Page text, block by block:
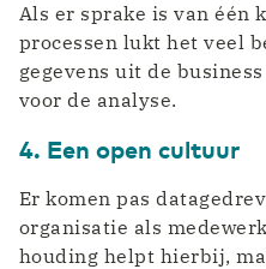
Als er sprake is van één
processen lukt het veel
gegevens uit de
voor de analyse.
4. Een open cultuur
Er komen pas
organisatie als
houding helpt hierbij,